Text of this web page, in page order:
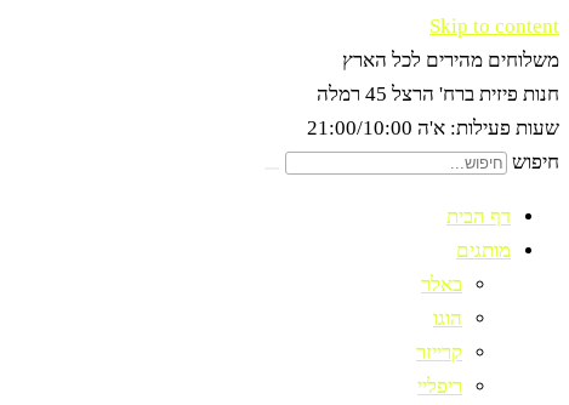
Skip to content
משלוחים מהירים לכל הארץ
חנות פיזית ברח' הרצל 45 רמלה
שעות פעילות: א'ה 21:00/10:00
חיפוש
דף הבית
מותגים
באלר
הוגו
קרייזר
ריפליי